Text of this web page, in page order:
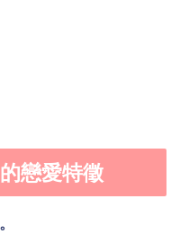
戀愛特徵